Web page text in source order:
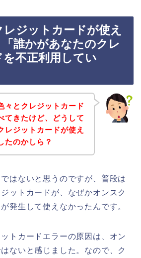
ジットカードが使え
誰かがあなたのクレ
不正利用してい
々とクレジットカード
てきたけど、どうして
レジットカードが使え
たのかしら？
はないと思うのですが、普段は
ットカードが、なぜかオンスク
発生して使えなかったんです。
トカードエラーの原因は、オン
ないと感じました。なので、ク